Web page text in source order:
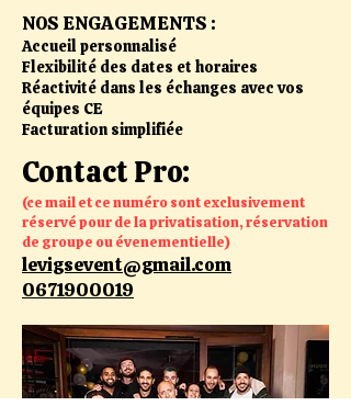
NOS ENGAGEMENTS :
Accueil personnalisé
Flexibilité des dates et horaires
Réactivité dans les échanges avec vos
équipes CE
Facturation simplifiée
Contact Pro:
(ce mail et ce numéro sont exclusivement
réservé pour de la privatisation, réservation
de groupe ou évenementielle)
levigsevent@gmail.com
0671900019